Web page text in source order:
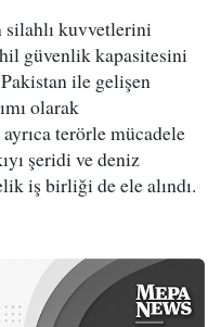
silahlı kuvvetlerini
güvenlik kapasitesini
ile gelişen
olarak
terörle mücadele
şeridi ve deniz
iş birliği de ele alındı.